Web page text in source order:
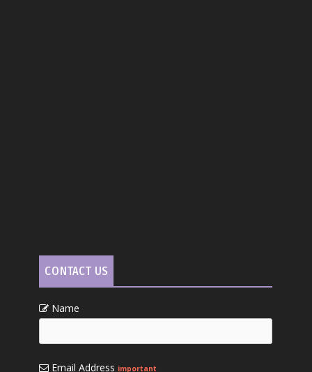
CONTACT US
Name
Email Address important